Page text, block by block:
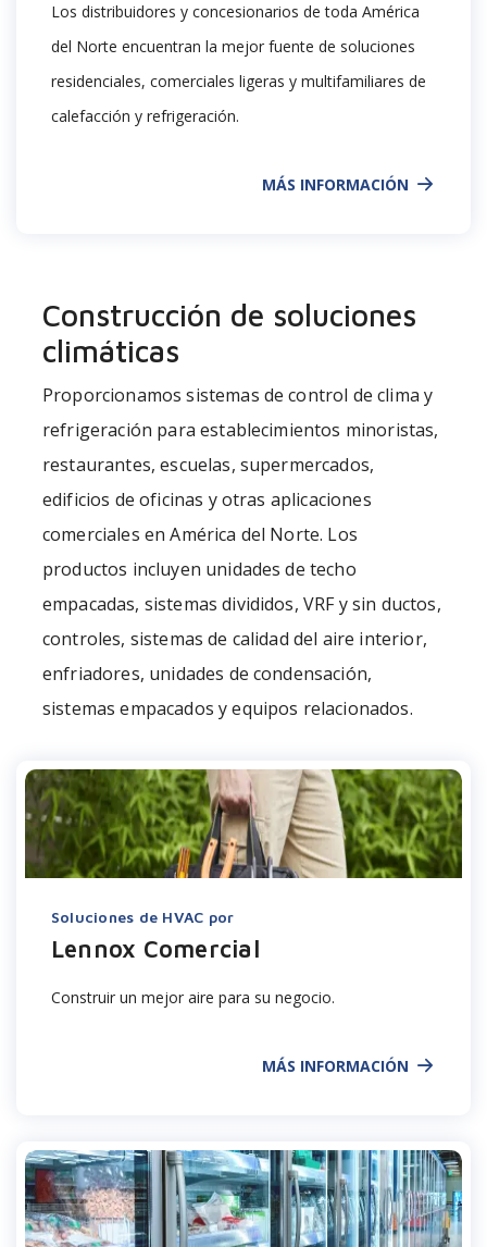
Los distribuidores y concesionarios de toda América
del Norte encuentran la mejor fuente de soluciones
residenciales, comerciales ligeras y multifamiliares de
calefacción y refrigeración.
MÁS INFORMACIÓN
Construcción de soluciones
climáticas
Proporcionamos sistemas de control de clima y
refrigeración para establecimientos minoristas,
restaurantes, escuelas, supermercados,
edificios de oficinas y otras aplicaciones
comerciales en América del Norte. Los
productos incluyen unidades de techo
empacadas, sistemas divididos, VRF y sin ductos,
controles, sistemas de calidad del aire interior,
enfriadores, unidades de condensación,
sistemas empacados y equipos relacionados.
Soluciones de HVAC por
Lennox Comercial
Construir un mejor aire para su negocio.
MÁS INFORMACIÓN